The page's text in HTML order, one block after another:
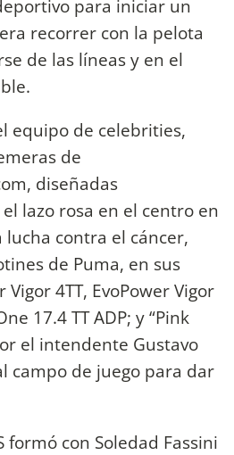
para iniciar un
recorrer con la pelota
de las líneas y en el
equipo de celebrities,
de
diseñadas
lazo rosa en el centro en
lucha contra el cáncer,
de Puma, en sus
Vigor 4TT, EvoPower Vigor
17.4 TT ADP; y “Pink
el intendente Gustavo
campo de juego para dar
formó con Soledad Fassini